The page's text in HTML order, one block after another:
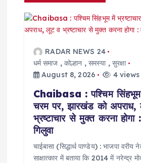
g
RADAR NEWS 24
धर्म समाज ,कोल्हान , समस्या, सुरक्षा
August 8, 2026
4 views
Chaibasa : पश्चिम सिंहभूम
चरम पर, झारखंड को
भ्रष्टाचार से मुक्त करना
गिलुवा
चाईबासा (सिद्धार्थ पाण्डेय) : भाजपा
साक्षात्कार में बताया कि 2014 में नरेन्द्र